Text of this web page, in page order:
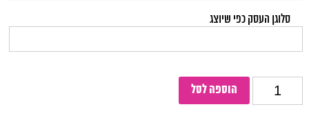
סלוגן העסק כפי שיוצג
הוספה לסל